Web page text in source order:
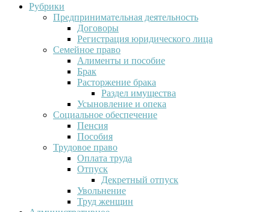
Рубрики
Предпринимательная деятельность
Договоры
Регистрация юридического лица
Семейное право
Алименты и пособие
Брак
Расторжение брака
Раздел имущества
Усыновление и опека
Социальное обеспечение
Пенсия
Пособия
Трудовое право
Оплата труда
Отпуск
Декретный отпуск
Увольнение
Труд женщин